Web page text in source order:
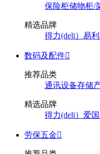
保险柜储物柜/
精选品牌
得力(deli） 易利
数码及配件
推荐品类
通讯设备存储
精选品牌
得力(deli） 爱
劳保五金